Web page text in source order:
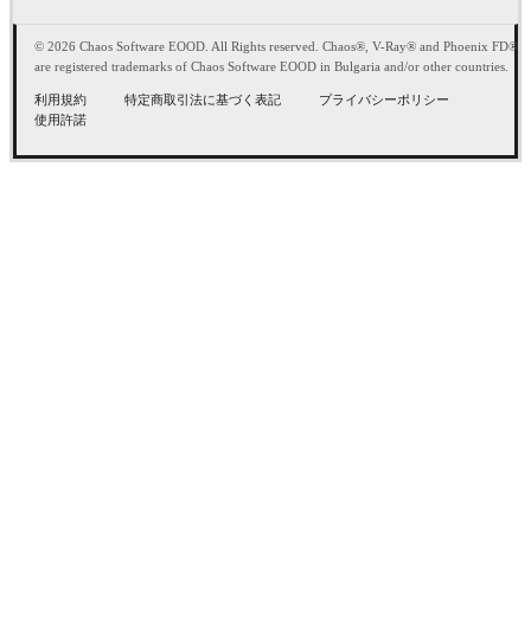
© 2026 Chaos Software EOOD. All Rights reserved. Chaos®, V-Ray® and Phoenix FD®
are registered trademarks of Chaos Software EOOD in Bulgaria and/or other countries.
利用規約 特定商取引法に基づく表記
プライバシーポリシー
使用許諾